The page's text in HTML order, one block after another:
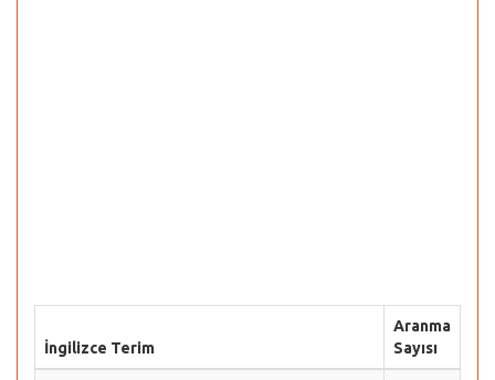
İngilizce Terim
Aranma
Sayısı